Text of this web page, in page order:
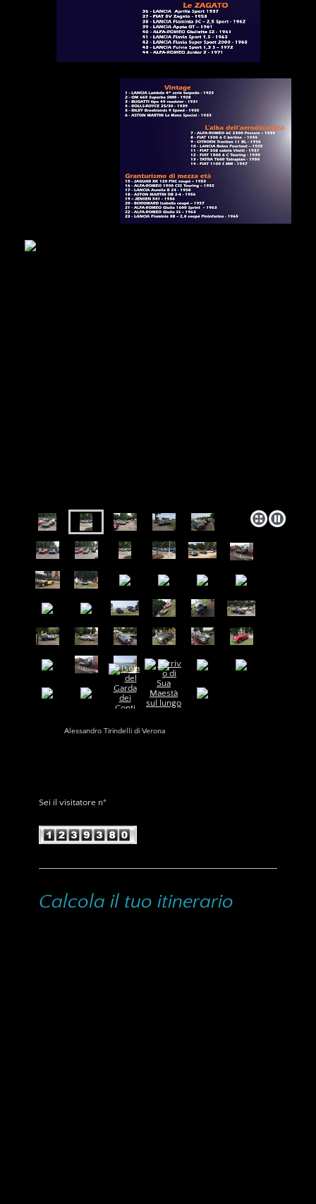
Alessandro Tirindelli di Verona
Sei il visitatore n°
Calcola il tuo itinerario